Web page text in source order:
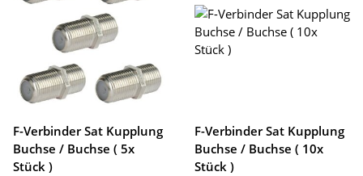
F-Verbinder Sat Kupplung
Buchse / Buchse ( 5x
Stück )
F-Verbinder Sat Kupplung
Buchse / Buchse ( 10x
Stück )